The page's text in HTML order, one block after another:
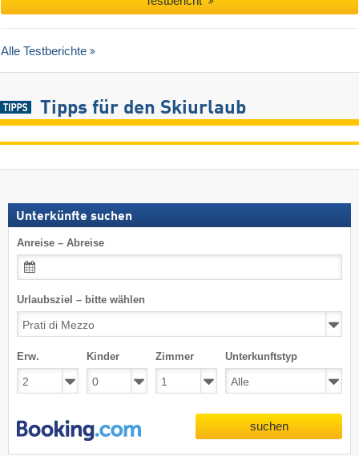
Alle Testberichte
Tipps für den Skiurlaub
Unterkünfte suchen
Anreise – Abreise
Urlaubsziel – bitte wählen
Erw. Kinder Zimmer Unterkunftstyp
suchen